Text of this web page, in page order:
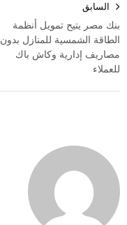
المقالات
السابق
بنك مصر يتيح تمويل أنظمة
الطاقة الشمسية للمنازل بدون
مصاريف إدارية وكاش باك
للعملاء